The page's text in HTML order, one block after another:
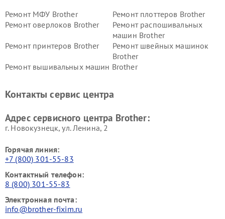
Ремонт МФУ Brother
Ремонт плоттеров Brother
Ремонт оверлоков Brother
Ремонт распошивальных
машин Brother
Ремонт принтеров Brother
Ремонт швейных машинок
Brother
Ремонт вышивальных машин Brother
Контакты сервис центра
Адрес сервисного центра Brother:
г. Новокузнецк, ул. Ленина, 2
Горячая линия:
+7 (800) 301-55-83
Контактный телефон:
8 (800) 301-55-83
Электронная почта:
info@brother-fixim.ru